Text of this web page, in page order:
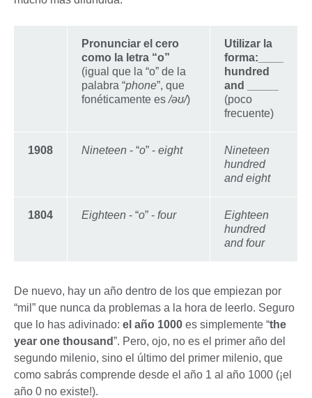
Pronunciar el cero
como la letra “o”
(igual que la “o” de la
palabra “phone”, que
fonéticamente es/əʊ/)
Utilizar la
forma:____
hundred
and _____
(poco
frecuente)
1908 Nineteen - “o” - eight
Nineteen
hundred
and eight
1804 Eighteen - “o” - four
Eighteen
hundred
and four
De nuevo, hay un año dentro de los que empiezan por
“mil” que nunca da problemas a la hora de leerlo. Seguro
que lo has adivinado: el año 1000 es simplemente “the
year one thousand”. Pero, ojo, no es el primer año del
segundo milenio, sino el último del primer milenio, que
como sabrás comprende desde el año 1 al año 1000 (¡el
año 0 no existe!).